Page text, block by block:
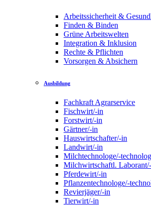
Arbeitssicherheit &
Finden & Binden
Grüne Arbeitswelten
Integration & Inklusion
Rechte & Pflichten
Vorsorgen & Absichern
Ausbildung
Fachkraft Agrarservice
Fischwirt/-in
Forstwirt/-in
Gärtner/-in
Hauswirtschafter/-in
Landwirt/-in
Milchtechnologe/-
Milchwirtschaftl.
Pferdewirt/-in
Pflanzentechnologe/-
Revierjäger/-in
Tierwirt/-in